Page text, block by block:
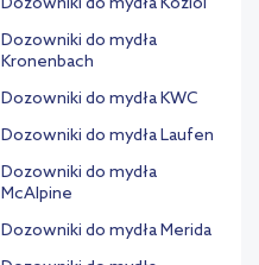
Dozowniki do mydła
Kronenbach
Dozowniki do mydła KWC
Dozowniki do mydła Laufen
Dozowniki do mydła
McAlpine
Dozowniki do mydła Merida